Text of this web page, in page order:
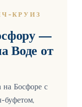
КРУИЗ
—
Воде от
на Босфоре с
буфетом,